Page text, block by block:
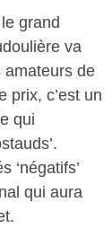
grand
va
amateurs de
prix, c’est un
qui
‘négatifs’
qui aura